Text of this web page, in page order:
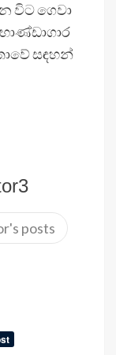
විට ගෙවා
සඳහන්
posts